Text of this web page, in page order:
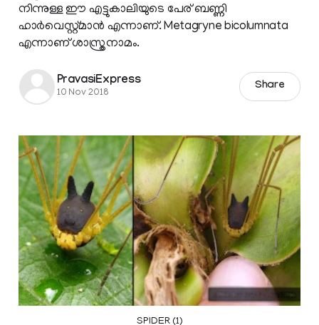
നിന്നുള്ള ഈ എട്ടുകാലിയുടെ പേര് ബണ്ണി
ഹാര്‍വെസ്റ്റ്മാന്‍ എന്നാണ്. Metagryne bicolumnata
എന്നാണ് ശാസ്ത്രനാമം.
PravasiExpress
10 Nov 2018
Share
SPIDER (1)